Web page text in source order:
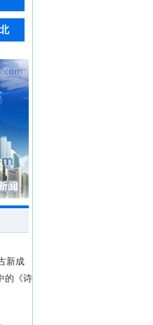
新成
的《诗